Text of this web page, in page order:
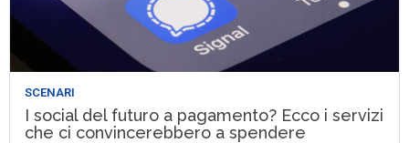
SCENARI
I social del futuro a pagamento? Ecco i servizi
che ci convincerebbero a spendere